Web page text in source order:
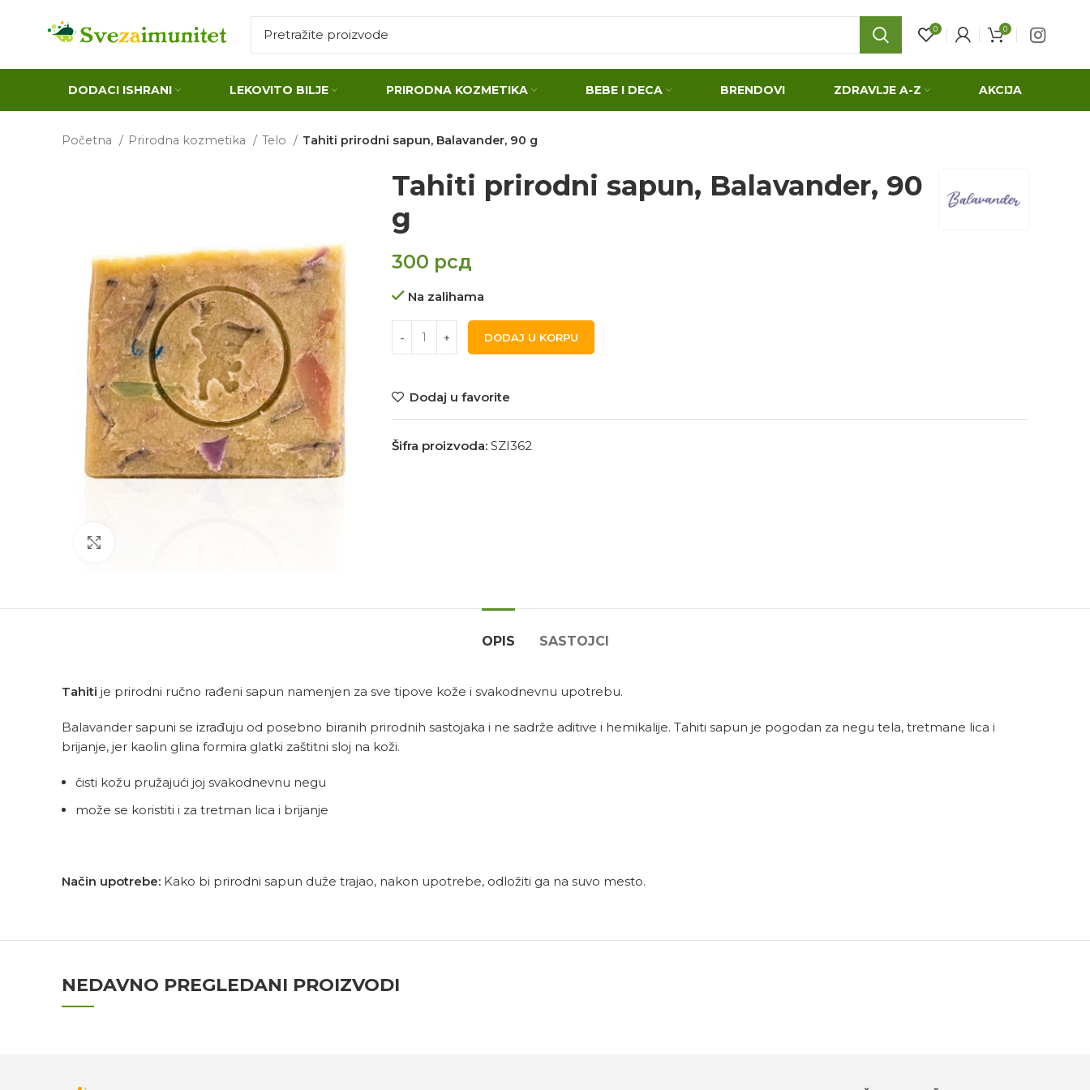
0 0
DODACI ISHRANI LEKOVITO BILJE PRIRODNA KOZMETIKA BEBE I DECA BRENDOVI ZDRAVLJE A-Z AKCIJA
Početna Prirodna kozmetika Telo Tahiti prirodni sapun, Balavander, 90 g
Tahiti prirodni sapun, Balavander, 90
g
300 рсд
Na zalihama
DODAJ U KORPU
Dodaj u favorite
Šifra proizvoda:SZI362
OPIS SASTOJCI
Tahiti je prirodni ručno rađeni sapun namenjen za sve tipove kože i svakodnevnu upotrebu.
Balavander sapuni se izrađuju od posebno biranih prirodnih sastojaka i ne sadrže aditive i hemikalije. Tahiti sapun je pogodan za negu tela, tretmane lica i
brijanje, jer kaolin glina formira glatki zaštitni sloj na koži.
čisti kožu pružajući joj svakodnevnu negu
može se koristiti i za tretman lica i brijanje
Način upotrebe: Kako bi prirodni sapun duže trajao, nakon upotrebe, odložiti ga na suvo mesto.
NEDAVNO PREGLEDANI PROIZVODI